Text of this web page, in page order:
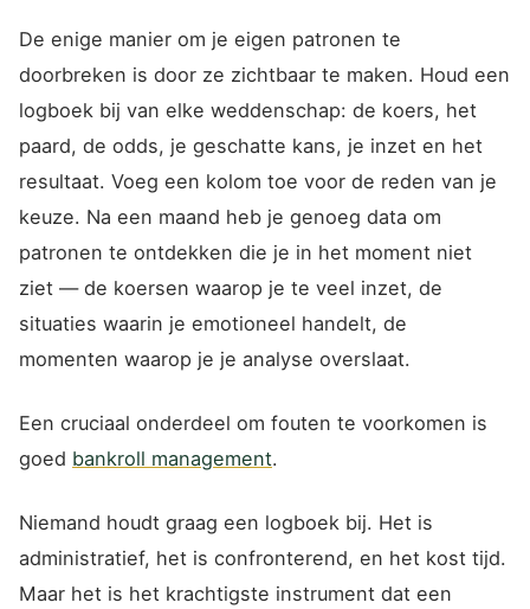
De enige manier om je eigen patronen te
doorbreken is door ze zichtbaar te maken. Houd een
logboek bij van elke weddenschap: de koers, het
paard, de odds, je geschatte kans, je inzet en het
resultaat. Voeg een kolom toe voor de reden van je
keuze. Na een maand heb je genoeg data om
patronen te ontdekken die je in het moment niet
ziet — de koersen waarop je te veel inzet, de
situaties waarin je emotioneel handelt, de
momenten waarop je je analyse overslaat.
Een cruciaal onderdeel om fouten te voorkomen is
goed bankroll management.
Niemand houdt graag een logboek bij. Het is
administratief, het is confronterend, en het kost tijd.
Maar het is het krachtigste instrument dat een